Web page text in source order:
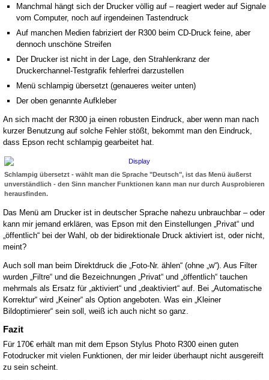
Manchmal hängt sich der Drucker völlig auf – reagiert weder auf Signale
vom Computer, noch auf irgendeinen Tastendruck
Auf manchen Medien fabriziert der R300 beim CD-Druck feine, aber
dennoch unschöne Streifen
Der Drucker ist nicht in der Lage, den Strahlenkranz der
Druckerchannel-Testgrafik fehlerfrei darzustellen
Menü schlampig übersetzt (genaueres weiter unten)
Der oben genannte Aufkleber
An sich macht der R300 ja einen robusten Eindruck, aber wenn man nach
kurzer Benutzung auf solche Fehler stößt, bekommt man den Eindruck,
dass Epson recht schlampig gearbeitet hat.
Schlampig übersetzt - wählt man die Sprache "Deutsch", ist das Menü äußerst
unverständlich - den Sinn mancher Funktionen kann man nur durch Ausprobieren
herausfinden.
Das Menü am Drucker ist in deutscher Sprache nahezu unbrauchbar – oder
kann mir jemand erklären, was Epson mit den Einstellungen „Privat“ und
„öffentlich“ bei der Wahl, ob der bidirektionale Druck aktiviert ist, oder nicht,
meint?
Auch soll man beim Direktdruck die „Foto-Nr. ählen“ (ohne „w“). Aus Filter
wurden „Filtre“ und die Bezeichnungen „Privat“ und „öffentlich“ tauchen
mehrmals als Ersatz für „aktiviert“ und „deaktiviert“ auf. Bei „Automatische
Korrektur“ wird „Keiner“ als Option angeboten. Was ein „Kleiner
Bildoptimierer“ sein soll, weiß ich auch nicht so ganz.
Fazit
Für 170€ erhält man mit dem Epson Stylus Photo R300 einen guten
Fotodrucker mit vielen Funktionen, der mir leider überhaupt nicht ausgereift
zu sein scheint.